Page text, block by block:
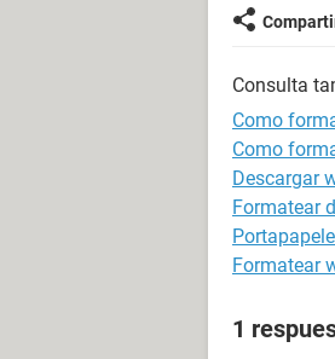
Consulta
Como
Como
Descargar
Formatear
Formatear
1